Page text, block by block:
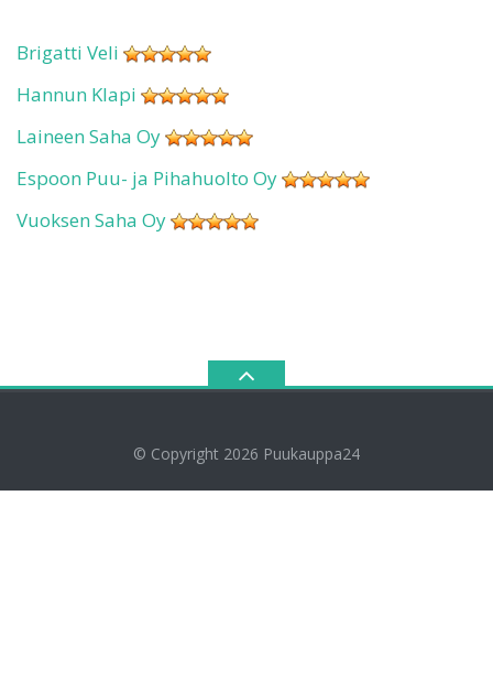
Brigatti Veli
Hannun Klapi
Laineen Saha Oy
Espoon Puu- ja Pihahuolto Oy
Vuoksen Saha Oy
© Copyright 2026 Puukauppa24